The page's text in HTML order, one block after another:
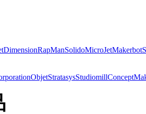
DimensionRapManSolidoMicroJetMakerbot
ObjetStratasysStudiomillConcept